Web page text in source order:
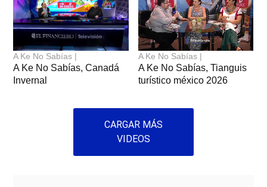
A Ke No Sabías |
A Ke No Sabías, Canadá
Invernal
A Ke No Sabías |
A Ke No Sabías, Tianguis
turístico méxico 2026
CARGAR MÁS
VIDEOS